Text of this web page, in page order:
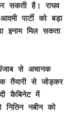
सकती है। राघव
पार्टी को बड़ा
इनाम मिल सकता
पंजाब से अचानक
तैयारी से जोड़कर
कैबिनेट में
नितिन नबीन को